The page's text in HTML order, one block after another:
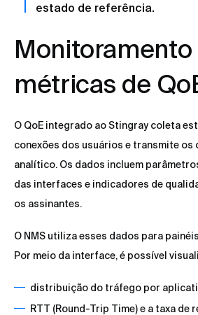
estado de referência.
Monitoramento
métricas de
O QoE integrado ao Stingray coleta
conexões dos usuários e transmite os
analítico. Os dados incluem
das interfaces e indicadores de
os assinantes.
O NMS utiliza esses dados para
Por meio da interface, é possível
distribuição do tráfego por
RTT (Round-Trip Time) e a taxa de